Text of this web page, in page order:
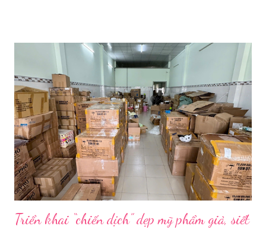
thay đồ. Chỉ trong vài phút, phòng khách được sắp xếp lại. Hai
đèn chiếu ngược sáng bật lên. Một chiếc điện thoại được gắn cố
định. Cả ba người vào vị trí. Wu đã chuẩn bị sẵn lời thoại và trao
đổi trước cách diễn đạt với ông và mẹ, thậm chí còn bàn xem
dùng từ nào trong phương ngữ Thượng Hải nghe tự nhiên nhất
trên camera. Ông cô nhăn mặt khi nghe giải thích về Thế vận
hội Mùa đông. “Người già như tụi ông không hiểu mấy cái này...
Triển khai “chiến dịch” dẹp mỹ phẩm giả, siết